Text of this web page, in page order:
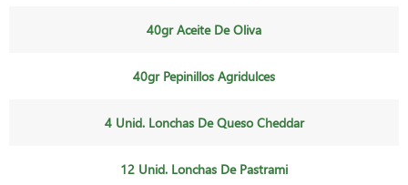
40gr Aceite De Oliva
40gr Pepinillos Agridulces
4 Unid. Lonchas De Queso Cheddar
12 Unid. Lonchas De Pastrami